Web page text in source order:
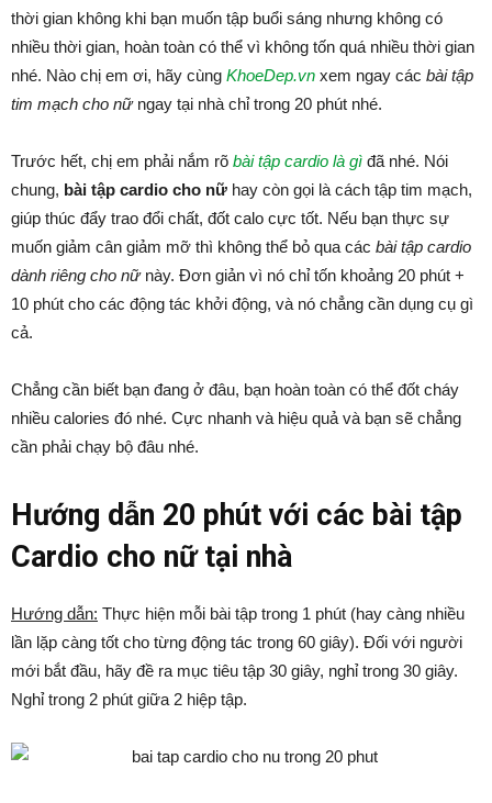
thời gian không khi bạn muốn tập buổi sáng nhưng không có
nhiều thời gian, hoàn toàn có thể vì không tốn quá nhiều thời gian
nhé. Nào chị em ơi, hãy cùng KhoeDep.vn xem ngay các bài tập
tim mạch cho nữngay tại nhà chỉ trong 20 phút nhé.
Trước hết, chị em phải nắm rõ bài tập cardio là gì đã nhé. Nói
chung, bài tập cardio cho nữ hay còn gọi là cách tập tim mạch,
giúp thúc đẩy trao đổi chất, đốt calo cực tốt. Nếu bạn thực sự
muốn giảm cân giảm mỡ thì không thể bỏ qua các bài tập cardio
dành riêng cho nữnày. Đơn giản vì nó chỉ tốn khoảng 20 phút +
10 phút cho các động tác khởi động, và nó chẳng cần dụng cụ gì
cả.
Chẳng cần biết bạn đang ở đâu, bạn hoàn toàn có thể đốt cháy
nhiều calories đó nhé. Cực nhanh và hiệu quả và bạn sẽ chẳng
cần phải chạy bộ đâu nhé.
Hướng dẫn 20 phút với các bài tập
Cardio cho nữ tại nhà
Hướng dẫn: Thực hiện mỗi bài tập trong 1 phút (hay càng nhiều
lần lặp càng tốt cho từng động tác trong 60 giây). Đối với người
mới bắt đầu, hãy đề ra mục tiêu tập 30 giây, nghỉ trong 30 giây.
Nghỉ trong 2 phút giữa 2 hiệp tập.